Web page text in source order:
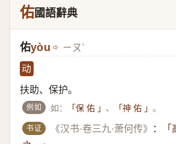
佑國語辭典
佑yòu ㄧㄡˋ
动
扶助、保护。
例如 如： 「保 佑 」 、 「神 佑 」。
书证 《汉书·卷三九·萧何传》 ：